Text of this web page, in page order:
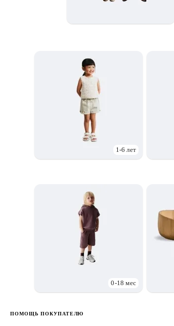
1-6 лет
0-18 мес
ПОМОЩЬ ПОКУПАТЕЛЮ